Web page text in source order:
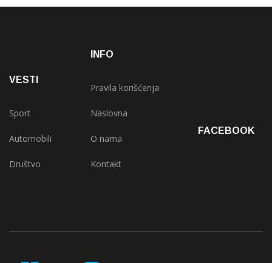
VESTI
Sport
Automobili
Društvo
INFO
Pravila korišćenja
Naslovna
O nama
Kontakt
FACEBOOK